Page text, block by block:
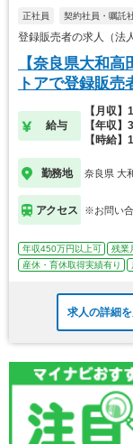
正社員 契約社員・嘱託
登録販売者の求人（法
【奈良県大和
トアで登録販売
給与
【月収
【年収
【時給
勤務地 奈良県 大
アクセス ※お問い
年収450万円以上可 残業
産休・育休取得実績有り
求人の詳細